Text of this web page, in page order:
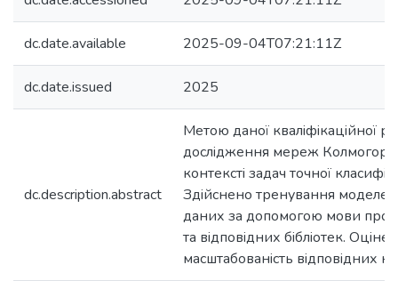
dc.date.available 2025-09-04T07:21:11Z
dc.date.issued 2025
dc.description.abstract
Метою даної квалiфiкацiйної
дослiдження мереж
контекстi задач точної
Здiйснено тренування
даних за допомогою мови
та вiдповiдних бiблiотек.
масштабованiсть вiдповiдних